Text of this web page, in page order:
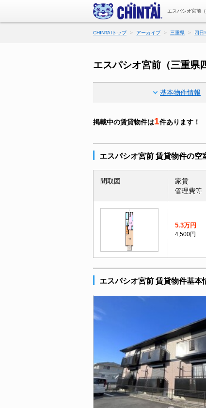
エスパシオ宮前
CHINTAIトップ アーカイブ 三重県 四日
エスパシオ宮前（三重県
基本物件情報
掲載中の賃貸物件は1件あります！
エスパシオ宮前 賃貸物件の空
間取図
家賃
管理費等
5.3万円
4,500円
エスパシオ宮前 賃貸物件基本